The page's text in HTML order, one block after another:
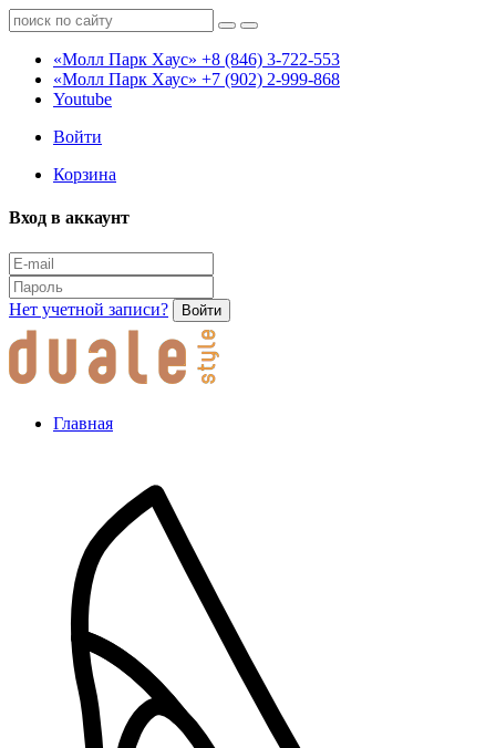
«Молл Парк Хаус» +8 (846) 3-722-553
«Молл Парк Хаус» +7 (902) 2-999-868
Youtube
Войти
Корзина
Вход в аккаунт
Нет учетной записи? Войти
Главная